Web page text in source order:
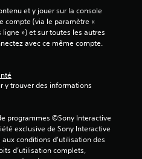
et y jouer sur la console
compte (via le paramètre «
») et sur toutes les autres
avec ce même compte.
programmes ©Sony Interactive
exclusive de Sony Interactive
conditions d’utilisation des
d’utilisation complets,